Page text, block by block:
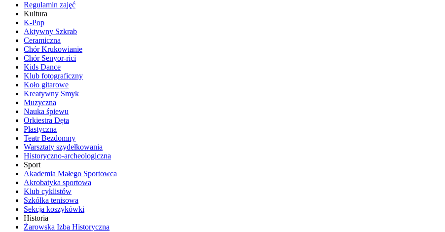
Regulamin zajęć
Kultura
K-Pop
Aktywny Szkrab
Ceramiczna
Chór Krukowianie
Chór Senyor-rici
Kids Dance
Klub fotograficzny
Koło gitarowe
Kreatywny Smyk
Muzyczna
Nauka śpiewu
Orkiestra Dęta
Plastyczna
Teatr Bezdomny
Warsztaty szydełkowania
Historyczno-archeologiczna
Sport
Akademia Małego Sportowca
Akrobatyka sportowa
Klub cyklistów
Szkółka tenisowa
Sekcja koszykówki
Historia
Żarowska Izba Historyczna